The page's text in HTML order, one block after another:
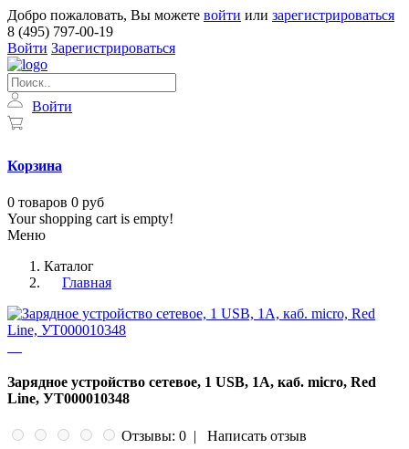
Добро пожаловать, Вы можете войти или зарегистрироваться
8 (495) 797-00-19
Войти Зарегистрироваться
Войти
Корзина
0 товаров 0 руб
Your shopping cart is empty!
Меню
Каталог
Главная
Зарядное устройство сетевое, 1 USB, 1А, каб. micro, Red
Line, УТ000010348
Отзывы: 0 |
Написать отзыв